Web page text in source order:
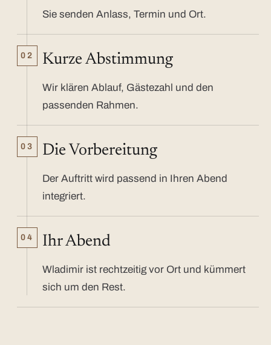
Sie senden Anlass, Termin und Ort.
02 Kurze Abstimmung
Wir klären Ablauf, Gästezahl und den
passenden Rahmen.
03 Die Vorbereitung
Der Auftritt wird passend in Ihren Abend
integriert.
04 Ihr Abend
Wladimir ist rechtzeitig vor Ort und kümmert
sich um den Rest.